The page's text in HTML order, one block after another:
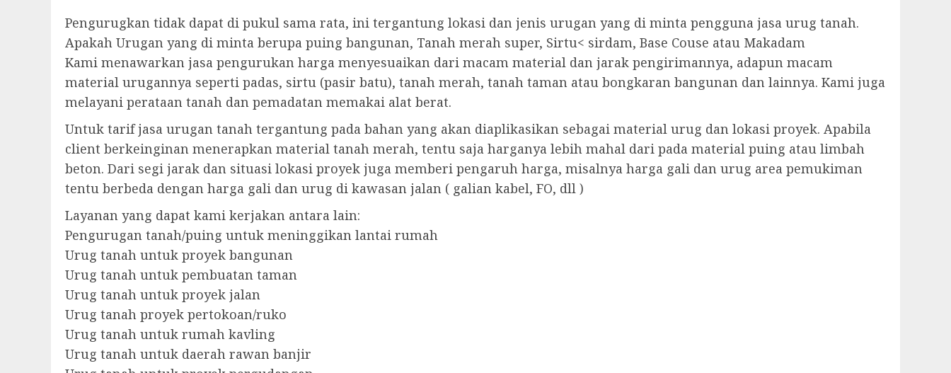
Pengurugkan tidak dapat di pukul sama rata, ini tergantung lokasi dan jenis urugan yang di minta pengguna jasa urug tanah.
Apakah Urugan yang di minta berupa puing bangunan, Tanah merah super, Sirtu< sirdam, Base Couse atau Makadam
Kami menawarkan jasa pengurukan harga menyesuaikan dari macam material dan jarak pengirimannya, adapun macam
material urugannya seperti padas, sirtu (pasir batu), tanah merah, tanah taman atau bongkaran bangunan dan lainnya. Kami juga
melayani perataan tanah dan pemadatan memakai alat berat.
Untuk tarif jasa urugan tanah tergantung pada bahan yang akan diaplikasikan sebagai material urug dan lokasi proyek. Apabila
client berkeinginan menerapkan material tanah merah, tentu saja harganya lebih mahal dari pada material puing atau limbah
beton. Dari segi jarak dan situasi lokasi proyek juga memberi pengaruh harga, misalnya harga gali dan urug area pemukiman
tentu berbeda dengan harga gali dan urug di kawasan jalan ( galian kabel, FO, dll )
Layanan yang dapat kami kerjakan antara lain:
Pengurugan tanah/puing untuk meninggikan lantai rumah
Urug tanah untuk proyek bangunan
Urug tanah untuk pembuatan taman
Urug tanah untuk proyek jalan
Urug tanah proyek pertokoan/ruko
Urug tanah untuk rumah kavling
Urug tanah untuk daerah rawan banjir